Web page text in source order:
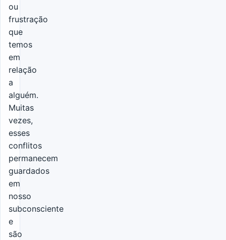
ou
frustração
que
temos
em
relação
a
alguém.
Muitas
vezes,
esses
conflitos
permanecem
guardados
em
nosso
subconsciente
e
são